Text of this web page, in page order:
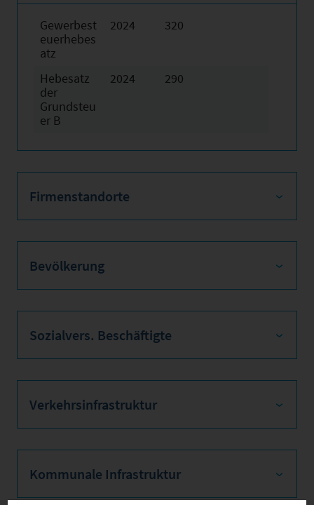
Gewerbest
euerhebes
atz
2024 320
Hebesatz
der
Grundsteu
er B
2024 290
Firmenstandorte
Bevölkerung
Sozialvers. Beschäftigte
Verkehrsinfrastruktur
Kommunale Infrastruktur